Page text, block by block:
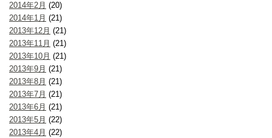
2014年2月 (20)
2014年1月 (21)
2013年12月 (21)
2013年11月 (21)
2013年10月 (21)
2013年9月 (21)
2013年8月 (21)
2013年7月 (21)
2013年6月 (21)
2013年5月 (22)
2013年4月 (22)